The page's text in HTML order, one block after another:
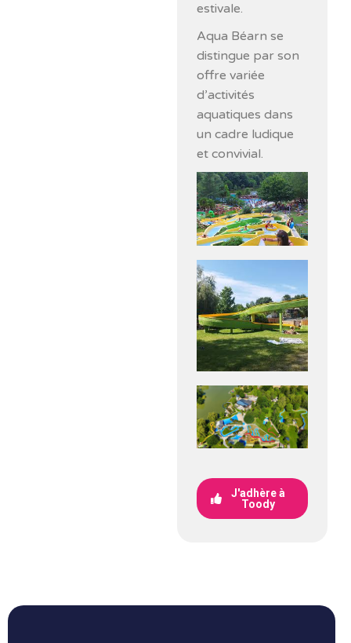
estivale.
Aqua Béarn se
distingue par son
offre variée
d’activités
aquatiques dans
un cadre ludique
et convivial.
J'adhère à
Toody